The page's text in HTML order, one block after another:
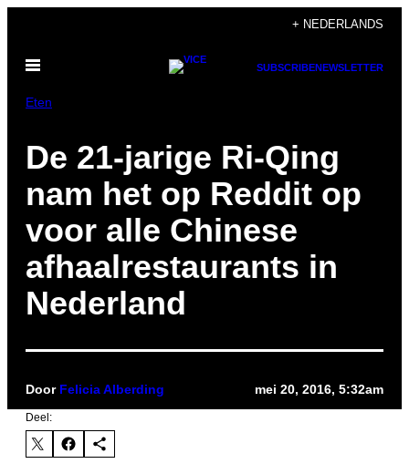
de
inhoud
+ NEDERLANDS
Open
SUBSCRIBENEWSLETTER
Eten
De 21-jarige Ri-Qing
nam het op Reddit op
voor alle Chinese
afhaalrestaurants in
Nederland
Door Felicia Alberding mei 20, 2016, 5:32am
Deel: